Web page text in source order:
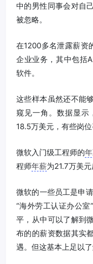
中的男性同事会对自
被忽略。
在1200多名泄露薪资
企业业务，其中包括
软件。
这些样本虽然还不能
窥见一角。数据显示
18.5万美元，有些岗
微软入门级工程师的
程师年薪为21.7万美元
微软的一些员工是申
“海外劳工认证办公室
平，从中可以了解到
布的的薪资数据其实
遇。但这基本上足以了